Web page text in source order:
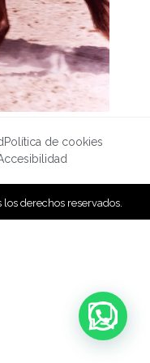
Política de cookies
derechos reservados.